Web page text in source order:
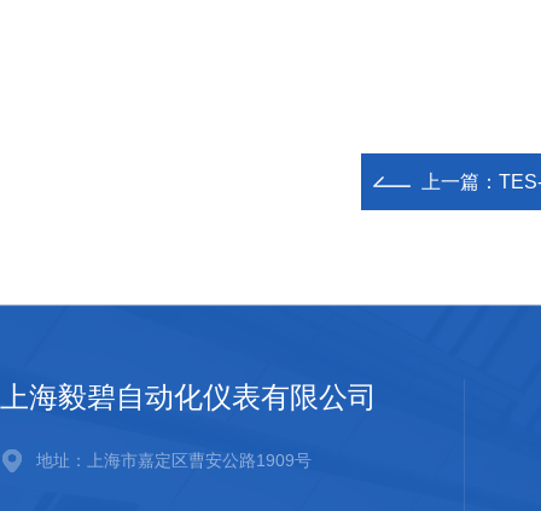
上一篇：
上海毅碧自动化仪表有限公司
地址：上海市嘉定区曹安公路1909号